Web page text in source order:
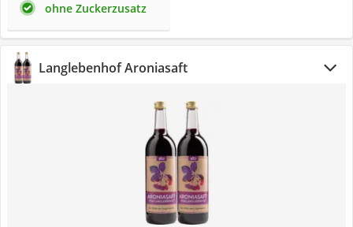
ohne Zuckerzusatz
Langlebenhof Aroniasaft